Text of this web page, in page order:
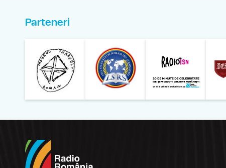
Parteneri